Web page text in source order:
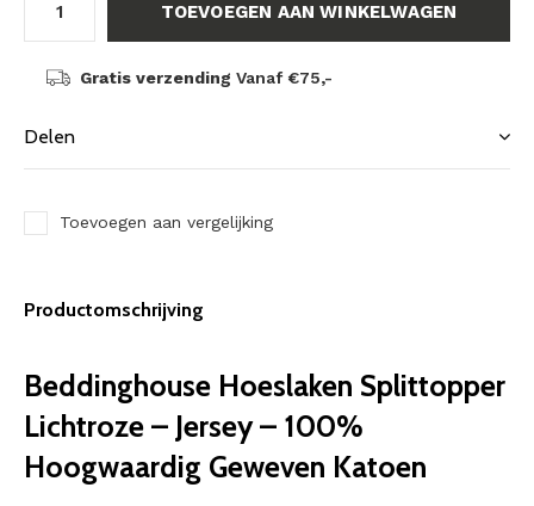
TOEVOEGEN AAN WINKELWAGEN
Gratis verzending Vanaf €75,-
Delen
Toevoegen aan vergelijking
Productomschrijving
Beddinghouse Hoeslaken Splittopper
Lichtroze – Jersey – 100%
Hoogwaardig Geweven Katoen